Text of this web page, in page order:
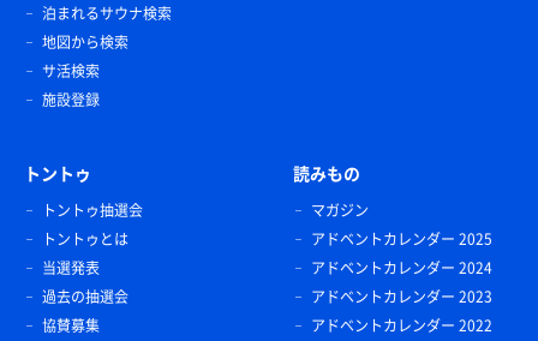
泊まれるサウナ検索
地図から検索
サ活検索
施設登録
トントゥ
トントゥ抽選会
トントゥとは
当選発表
過去の抽選会
協賛募集
読みもの
マガジン
アドベントカレンダー 2025
アドベントカレンダー 2024
アドベントカレンダー 2023
アドベントカレンダー 2022